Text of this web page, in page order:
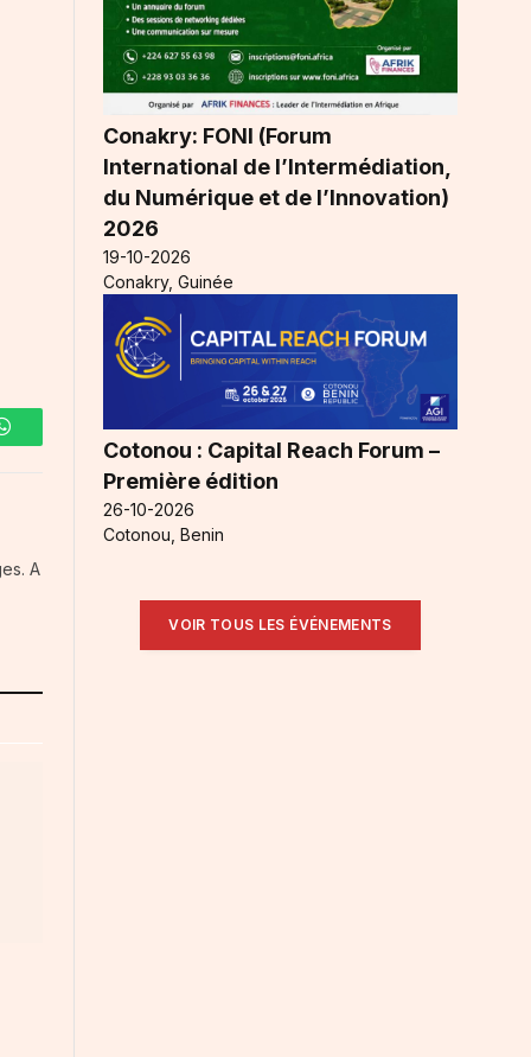
WhatsApp
A
Conakry: FONI (Forum
International de l’Intermédiation,
du Numérique et de l’Innovation)
2026
19-10-2026
Conakry, Guinée
Cotonou : Capital Reach Forum –
Première édition
26-10-2026
Cotonou, Benin
VOIR TOUS LES ÉVÉNEMENTS